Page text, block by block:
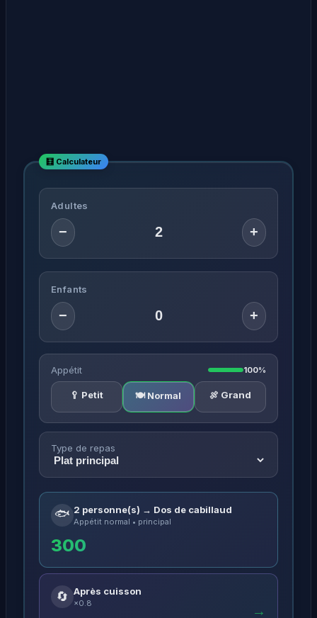
Adultes
− +
Enfants
− +
Appétit 100%
🥄 Petit 🍽️ Normal 🍖 Grand
Type de repas
🐟 2 personne(s) → Dos de cabillaud
Appétit normal • principal
300
🔄 Après cuisson
×0.8 →